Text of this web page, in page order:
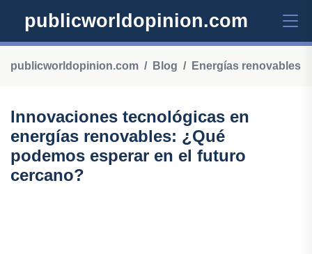
publicworldopinion.com
publicworldopinion.com Blog Energías renovables
Innovaciones tecnológicas en
energías renovables: ¿Qué
podemos esperar en el futuro
cercano?